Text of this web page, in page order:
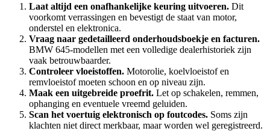
Laat altijd een onafhankelijke keuring uitvoeren. Dit
voorkomt verrassingen en bevestigt de staat van motor,
onderstel en elektronica.
Vraag naar gedetailleerd onderhoudsboekje en facturen.
BMW 645-modellen met een volledige dealerhistoriek zijn
vaak betrouwbaarder.
Controleer vloeistoffen. Motorolie, koelvloeistof en
remvloeistof moeten schoon en op niveau zijn.
Maak een uitgebreide proefrit. Let op schakelen, remmen,
ophanging en eventuele vreemd geluiden.
Scan het voertuig elektronisch op foutcodes. Soms zijn
klachten niet direct merkbaar, maar worden wel geregistreerd.